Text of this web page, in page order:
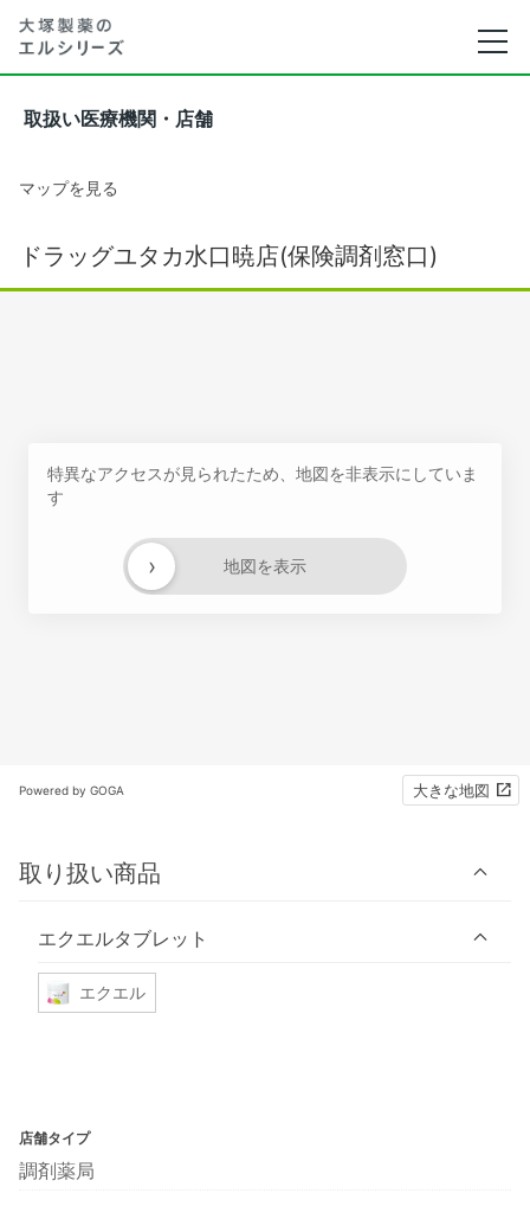
取扱い医療機関・店舗
マップを見る
ドラッグユタカ水口暁店(保険調剤窓口)
特異なアクセスが見られたため、地図を非表示にしていま
す
地図を表示
›
Powered by GOGA 大きな地図
取り扱い商品
エクエルタブレット
エクエル
店舗タイプ
調剤薬局